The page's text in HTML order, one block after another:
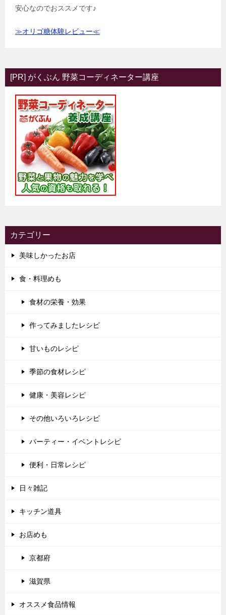
安心なのでおススメです♪
≫オリゴ糖体験レビュー≪
[PR] がくぶん 野菜コーディネーター講座
カテゴリー
美味しかったお店
食・料理めも
食材の栄養・効果
作ってみましたレシピ
甘いものレシピ
季節の食材レシピ
健康・美容レシピ
その他いろいろレシピ
パーティー・イベントレシピ
便利・日常レシピ
日々雑記
キッチン道具
お店めも
京都府
滋賀県
オススメ食品情報